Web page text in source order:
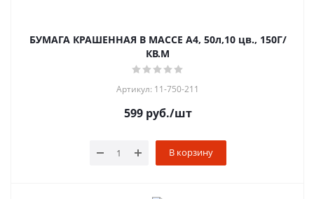
БУМАГА КРАШЕННАЯ В МАССЕ A4, 50л,10 цв., 150Г/
КВ.М
Артикул: 11-750-211
599руб./шт
В корзину